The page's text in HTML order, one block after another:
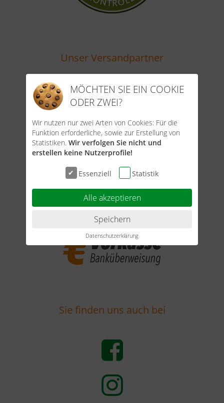
Unser Versandpartner
Unsere Zahlungsarten
Sie finden uns auch bei
MÖCHTEN SIE EIN COOKIE
ODER ZWEI?
Wir nutzen nur zwei Arten von Cookies: Für die
Funktion erforderliche, sowie zur Erstellung von
Statistiken. Wir verfolgen Sie nicht und
erstellen keine Nutzerprofile!
Essenziell Statistik
Alle akzeptieren
Speichern
Datenschutzerklärung